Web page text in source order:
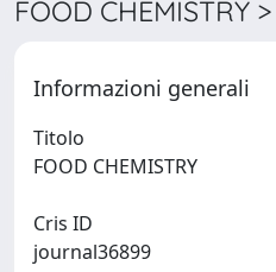
FOOD CHEMISTRY
Informazioni generali
Titolo
Cris ID